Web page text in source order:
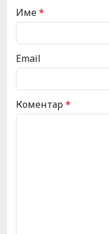
Име*
Email
Коментар*